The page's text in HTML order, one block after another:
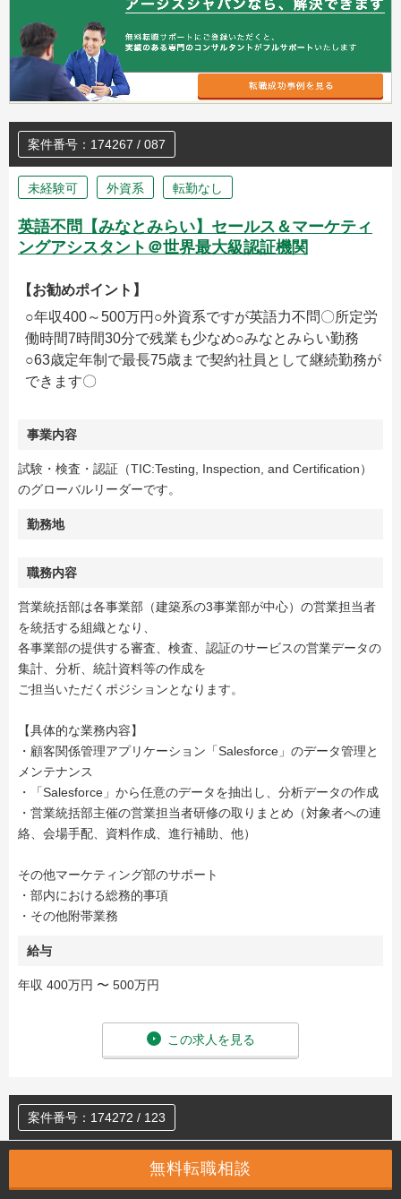
案件番号：174267 / 087
未経験可 外資系 転勤なし
英語不問【みなとみらい】セールス＆マーケティ
ングアシスタント＠世界最大級認証機関
【お勧めポイント】
○年収400～500万円○外資系ですが英語力不問〇所定労
働時間7時間30分で残業も少なめ○みなとみらい勤務
○63歳定年制で最長75歳まで契約社員として継続勤務が
できます〇
事業内容
試験・検査・認証（TIC:Testing, Inspection, and Certification）
のグローバルリーダーです。
勤務地
職務内容
営業統括部は各事業部（建築系の3事業部が中心）の営業担当者
を統括する組織となり、
各事業部の提供する審査、検査、認証のサービスの営業データの
集計、分析、統計資料等の作成を
ご担当いただくポジションとなります。
【具体的な業務内容】
・顧客関係管理アプリケーション「Salesforce」のデータ管理と
メンテナンス
・「Salesforce」から任意のデータを抽出し、分析データの作成
・営業統括部主催の営業担当者研修の取りまとめ（対象者への連
絡、会場手配、資料作成、進行補助、他）
その他マーケティング部のサポート
・部内における総務的事項
・その他附帯業務
給与
年収 400万円 〜 500万円
この求人を見る
案件番号：174272 / 123
【家電メーカー】製品パーツ在庫管理×業務改善
（DX推進）
無料転職相談